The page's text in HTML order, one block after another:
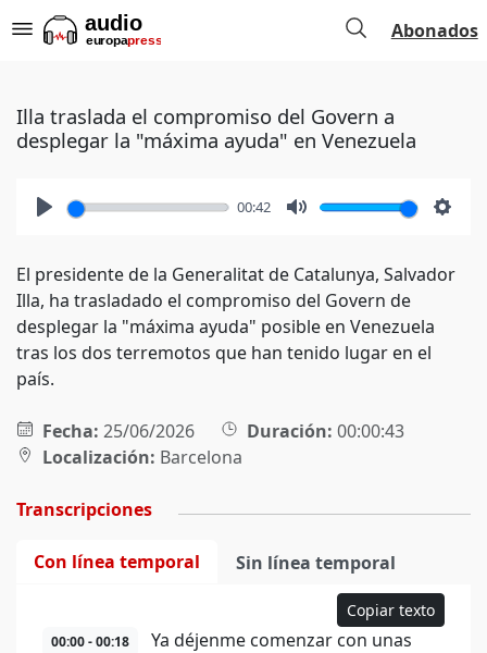
Abonados
Illa traslada el compromiso del Govern a
desplegar la "máxima ayuda" en Venezuela
00:42
El presidente de la Generalitat de Catalunya, Salvador
Illa, ha trasladado el compromiso del Govern de
desplegar la "máxima ayuda" posible en Venezuela
tras los dos terremotos que han tenido lugar en el
país.
Fecha: 25/06/2026 Duración: 00:00:43
Localización: Barcelona
Transcripciones
Con línea temporal Sin línea temporal
Copiar texto
00:00 - 00:18
Ya déjenme comenzar con unas